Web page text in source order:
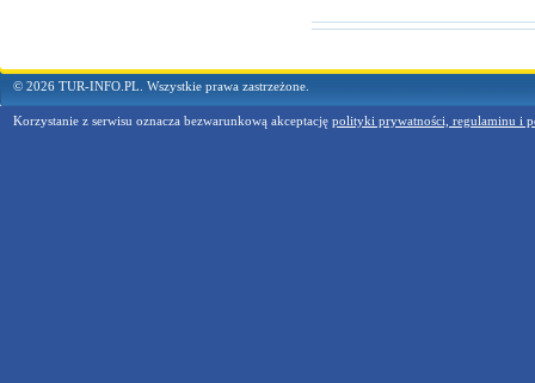
© 2026 TUR-INFO.PL. Wszystkie prawa zastrzeżone.
Korzystanie z serwisu oznacza bezwarunkową akceptację polityki prywatności, regulaminu i